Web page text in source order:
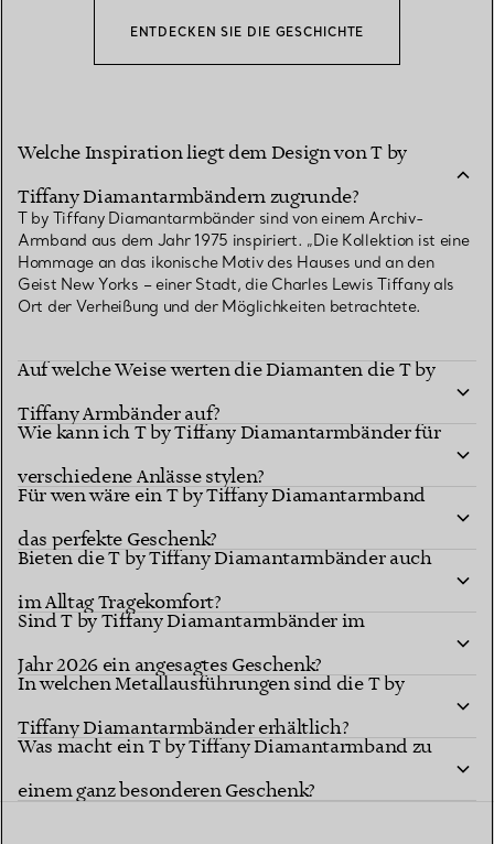
ENTDECKEN SIE DIE GESCHICHTE
Welche Inspiration liegt dem Design von T by
Tiffany Diamantarmbändern zugrunde?
T by Tiffany Diamantarmbänder sind von einem Archiv-
Armband aus dem Jahr 1975 inspiriert. „Die Kollektion ist eine
Hommage an das ikonische Motiv des Hauses und an den
Geist New Yorks – einer Stadt, die Charles Lewis Tiffany als
Ort der Verheißung und der Möglichkeiten betrachtete.
Auf welche Weise werten die Diamanten die T by
Tiffany Armbänder auf?
Wie kann ich T by Tiffany Diamantarmbänder für
verschiedene Anlässe stylen?
Für wen wäre ein T by Tiffany Diamantarmband
das perfekte Geschenk?
Bieten die T by Tiffany Diamantarmbänder auch
im Alltag Tragekomfort?
Sind T by Tiffany Diamantarmbänder im
Jahr 2026 ein angesagtes Geschenk?
In welchen Metallausführungen sind die T by
Tiffany Diamantarmbänder erhältlich?
Was macht ein T by Tiffany Diamantarmband zu
einem ganz besonderen Geschenk?